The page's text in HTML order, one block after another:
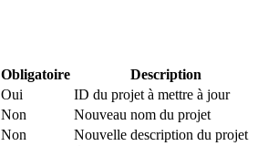
Obligatoire Description
Oui ID du projet à mettre à jour
Non Nouveau nom du projet
Non Nouvelle description du projet